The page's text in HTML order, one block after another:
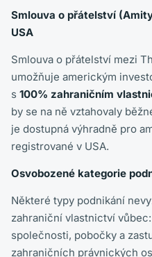
Smlouva o přátelství
USA
Smlouva o přátelství mezi
umožňuje americkým
s 100% zahraničním
by se na ně vztahovaly
je dostupná výhradně pro
registrované v USA.
Osvobozené kategorie
Některé typy podnikání
zahraniční vlastnictví
společnosti, pobočky a
zahraničních právnických